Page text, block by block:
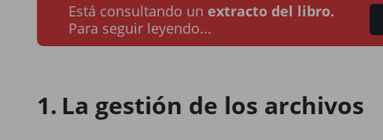
Está consultando un extracto del libro.
Para seguir leyendo...
La gestión de los archivos